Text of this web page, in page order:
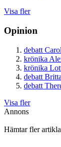
Visa fler
Opinion
debatt
krönika
krönika
debatt
debatt
Visa fler
Annons
Hämtar fler